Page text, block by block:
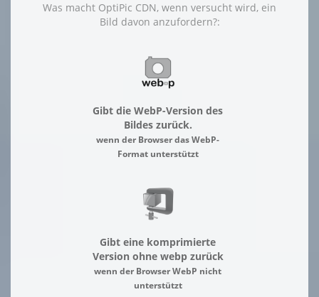
Was macht OptiPic CDN, wenn versucht wird, ein
Bild davon anzufordern?:
Gibt die WebP-Version des
Bildes zurück.
wenn der Browser das WebP-
Format unterstützt
Gibt eine komprimierte
Version ohne webp zurück
wenn der Browser WebP nicht
unterstützt